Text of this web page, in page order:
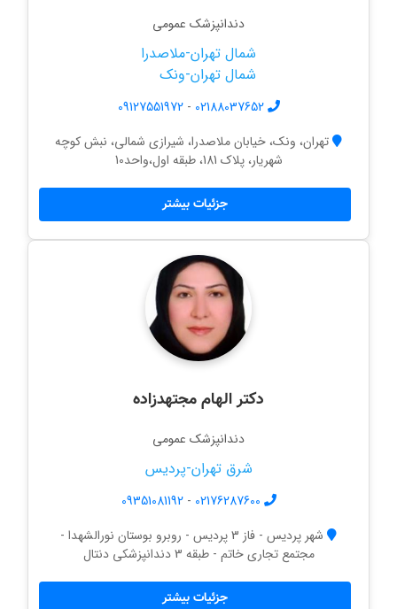
دندانپزشک عمومی
شمال تهران-ملاصدرا
شمال تهران-ونک
02188037652
-
09127551972
تهران، ونک، خیابان ملاصدرا، شیرازی شمالی، نبش کوچه
شهریار، پلاک 181، طبقه اول،واحد10
جزئیات بیشتر
دکتر الهام مجتهدزاده
دندانپزشک عمومی
شرق تهران-پردیس
02176287600
-
09351081192
شهر پردیس - فاز 3 پردیس - روبرو بوستان نورالشهدا -
مجتمع تجاری خاتم - طبقه 3 دندانپزشکی دنتال
جزئیات بیشتر